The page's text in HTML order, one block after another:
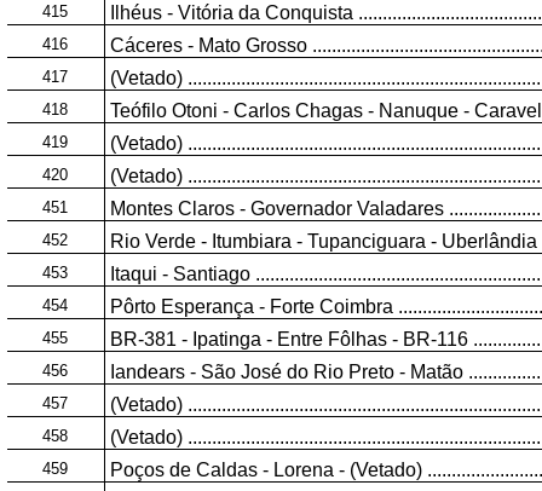
415 Ilhéus - Vitória da Conquista
416 Cáceres - Mato Grosso
417 (Vetado)
418 Teófilo Otoni - Carlos Chagas - Nanuque -
419 (Vetado)
420 (Vetado)
451 Montes Claros - Governador Valadares
452 Rio Verde - Itumbiara - Tupanciguara - Uberlândia
453 Itaqui - Santiago
454 Pôrto Esperança - Forte Coimbra
455 BR-381 - Ipatinga - Entre Fôlhas - BR-116
456 Iandears - São José do Rio Preto - Matão
457 (Vetado)
458 (Vetado)
459 Poços de Caldas - Lorena - (Vetado)